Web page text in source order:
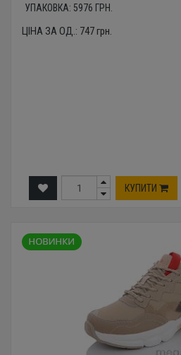
УПАКОВКА: 5976 ГРН.
ЦІНА ЗА ОД.: 747грн.
КУПИТИ